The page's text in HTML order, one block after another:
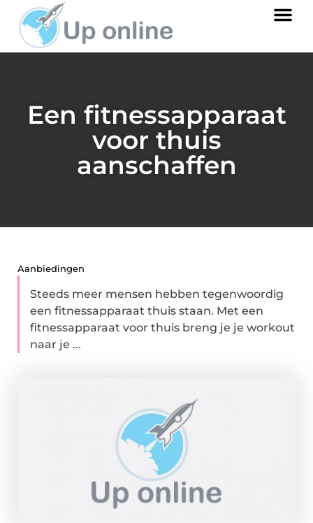
Een fitnessapparaat
voor thuis
aanschaffen
Aanbiedingen
Steeds meer mensen hebben tegenwoordig
een fitnessapparaat thuis staan. Met een
fitnessapparaat voor thuis breng je je workout
naar je ...